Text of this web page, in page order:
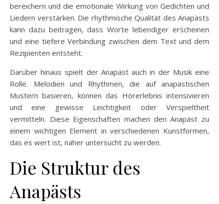
bereichern und die emotionale Wirkung von Gedichten und
Liedern verstärken. Die rhythmische Qualität des Anapästs
kann dazu beitragen, dass Worte lebendiger erscheinen
und eine tiefere Verbindung zwischen dem Text und dem
Rezipienten entsteht.
Darüber hinaus spielt der Anapäst auch in der Musik eine
Rolle. Melodien und Rhythmen, die auf anapästischen
Mustern basieren, können das Hörerlebnis intensivieren
und eine gewisse Leichtigkeit oder Verspieltheit
vermitteln. Diese Eigenschaften machen den Anapäst zu
einem wichtigen Element in verschiedenen Kunstformen,
das es wert ist, näher untersucht zu werden.
Die Struktur des
Anapästs